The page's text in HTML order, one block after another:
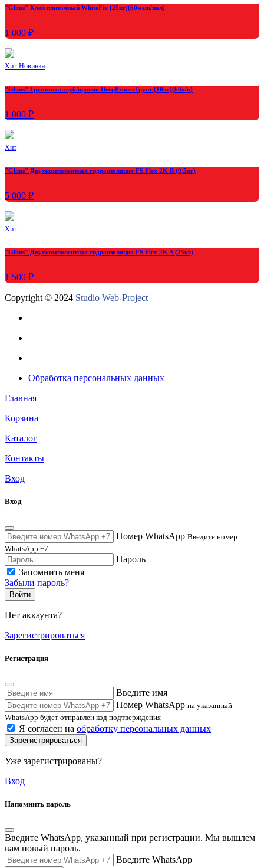
"Glims" Клей плиточный WhiteFix (25кг)(60меш/пал)
1 000 ₽
Хит Новинка
"Glims" Грунтовка глуб/проник.DeepPrimerГрунт (10кг)(60к/п)
1 000 ₽
Хит
"Glims" Двухкомпонентная гидроизоляция FS Flex 2K B (9,5кг)
5 000 ₽
Хит
"Glims" Двухкомпонентная гидроизоляция FS Flex 2K A (25кг)
1 500 ₽
Copyright © 2024 Studio Web-Project
Обработка персональных данных
Главная
Корзина
Каталог
Контакты
Вход
Вход
Номер WhatsApp Введите номер
WhatsApp +7...
Пароль
Запомнить меня
Забыли пароль?
Войти
Нет аккаунта?
Зарегистрироваться
Регистрация
Введите имя
Номер WhatsApp на указанный
WhatsApp будет отправлен код подтверждения
Я согласен на обработку персональных данных
Зарегистрироваться
Уже зарегистрированы?
Вход
Напомнить пароль
Введите WhatsApp, указанный при регистрации. Мы вышлем
вам новый пароль.
Введите WhatsApp